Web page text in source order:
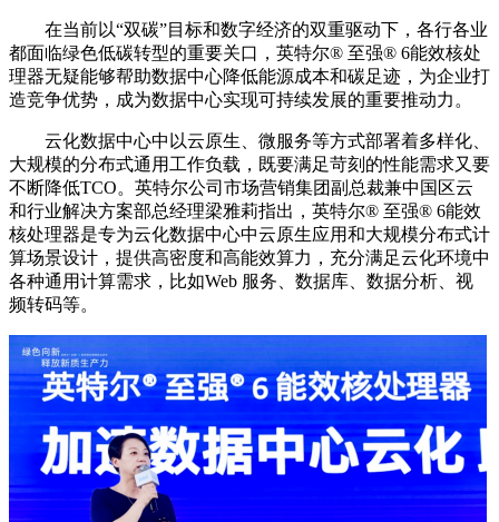
在当前以“双碳”目标和数字经济的双重驱动下，各行各业
都面临绿色低碳转型的重要关口，英特尔®️ 至强®️ 6能效核处
理器无疑能够帮助数据中心降低能源成本和碳足迹，为企业打
造竞争优势，成为数据中心实现可持续发展的重要推动力。
云化数据中心中以云原生、微服务等方式部署着多样化、
大规模的分布式通用工作负载，既要满足苛刻的性能需求又要
不断降低TCO。英特尔公司市场营销集团副总裁兼中国区云
和行业解决方案部总经理梁雅莉指出，英特尔® 至强® 6能效
核处理器是专为云化数据中心中云原生应用和大规模分布式计
算场景设计，提供高密度和高能效算力，充分满足云化环境中
各种通用计算需求，比如Web 服务、数据库、数据分析、视
频转码等。